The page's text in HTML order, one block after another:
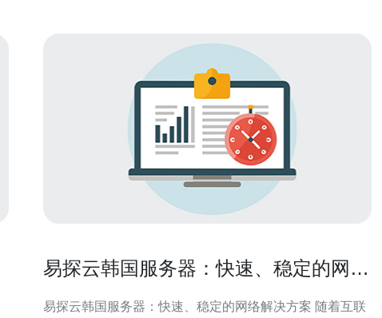
易探云韩国服务器：快速、稳定的网络
易探云韩国服务器：快速、稳定的网络解决方案 随着互联